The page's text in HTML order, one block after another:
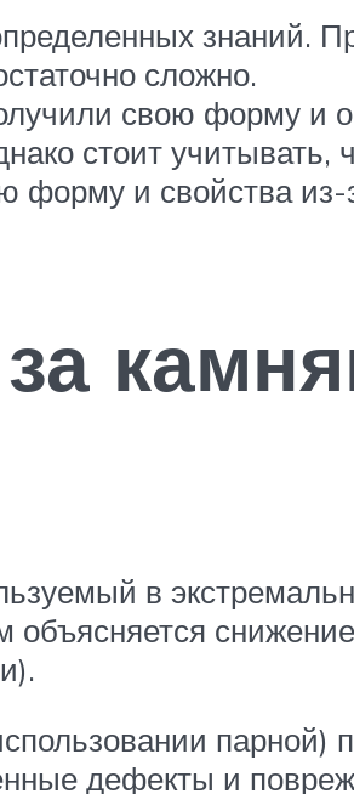
знаний.
сложно.
свою форму и
стоит учитывать,
форму и свойства из-
в
объясняется
парной)
дефекты и